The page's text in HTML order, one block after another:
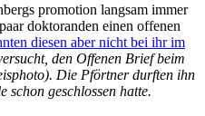
promotion langsam immer
doktoranden einen offenen
diesen aber nicht bei ihr im
den Offenen Brief beim
Die Pförtner durften ihn
schon geschlossen hatte.